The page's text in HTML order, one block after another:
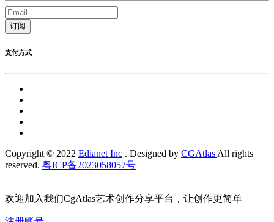
订阅
支付方式
Copyright © 2022 Edianet Inc . Designed by CGAtlas All rights
reserved. 粤ICP备2023058057号
欢迎加入我们CgAtlas艺术创作分享平台，让创作更简单